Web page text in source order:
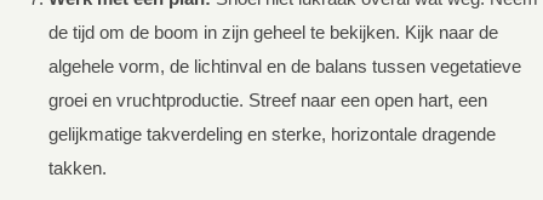
de tijd om de boom in zijn geheel te bekijken. Kijk naar de
algehele vorm, de lichtinval en de balans tussen vegetatieve
groei en vruchtproductie. Streef naar een open hart, een
gelijkmatige takverdeling en sterke, horizontale dragende
takken.